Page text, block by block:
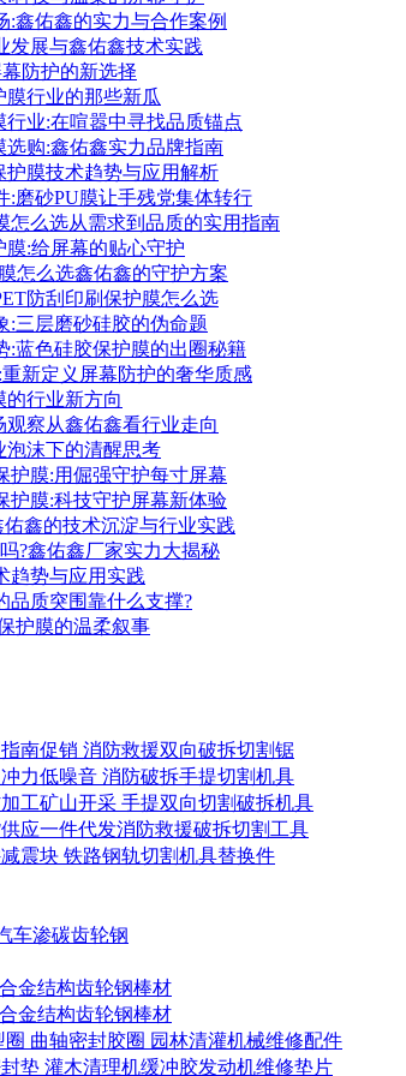
:鑫佑鑫的实力与合作案例
发展与鑫佑鑫技术实践
防护的新选择
膜行业的那些新瓜
行业:在喧嚣中寻找品质锚点
选购:鑫佑鑫实力品牌指南
护膜技术趋势与应用解析
:磨砂PU膜让手残党集体转行
怎么选从需求到品质的实用指南
膜:给屏幕的贴心守护
怎么选鑫佑鑫的守护方案
防刮印刷保护膜怎么选
:三层磨砂硅胶的伪命题
:蓝色硅胶保护膜的出圈秘籍
新定义屏幕防护的奢华质感
的行业新方向
观察从鑫佑鑫看行业走向
泡沫下的清醒思考
护膜:用倔强守护每寸屏幕
护膜:科技守护屏幕新体验
佑鑫的技术沉淀与行业实践
?鑫佑鑫厂家实力大揭秘
趋势与应用实践
品质突围靠什么支撑?
护膜的温柔叙事
南促销 消防救援双向破拆切割锯
力低噪音 消防破拆手提切割机具
工矿山开采 手提双向切割破拆机具
应一件代发消防救援破拆切割工具
震块 铁路钢轨切割机具替换件
车渗碳齿轮钢
金结构齿轮钢棒材
金结构齿轮钢棒材
圈 曲轴密封胶圈 园林清灌机械维修配件
垫 灌木清理机缓冲胶发动机维修垫片